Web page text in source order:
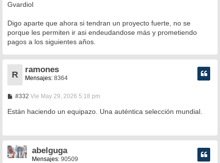
Gvardiol
Digo aparte que ahora si tendran un proyecto fuerte, no se
porque les permiten ir asi endeudandose más y prometiendo
pagos a los siguientes años.
R
ramones
Mensajes: 8364
#332M
n
s
e
Vie May 29, 2026 5:18 pm
Están haciendo un equipazo. Una auténtica selección mundial.
abelguga
Mensajes: 90509